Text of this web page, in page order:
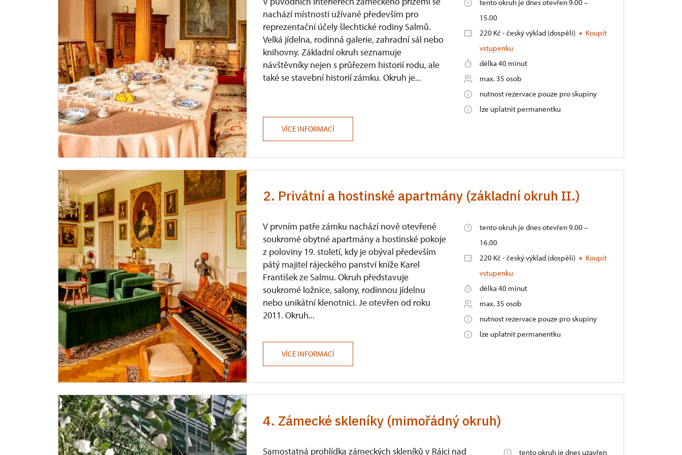
* Platí pouze pro jednu osobu (držitele průkazu)
nachází místnosti užívané především pro
reprezentační účely šlechtické rodiny Salmů.
Velká jídelna, rodinná galerie, zahradní sál nebo
knihovny. Základní okruh seznamuje
návštěvníky nejen s průřezem historií rodu, ale
také se stavební historií zámku. Okruh je...
tento okruh je dnes otevřen 9.00 –
15.00
220 Kč - český výklad (dospělí)
Koupit
vstupenku
délka 40 minut
max. 35 osob
nutnost rezervace pouze pro skupiny
lze uplatnit permanentku
VÍCE INFORMACÍ
2. Privátní a hostinské apartmány (základní okruh II.)
V prvním patře zámku nachází nově otevřené
soukromé obytné apartmány a hostinské pokoje
z poloviny 19. století, kdy je obýval především
pátý majitel rájeckého panství kníže Karel
František ze Salmu. Okruh představuje
soukromé ložnice, salony, rodinnou jídelnu
nebo unikátní klenotnici. Je otevřen od roku
2011. Okruh...
tento okruh je dnes otevřen 9.00 –
16.00
220 Kč - český výklad (dospělí)
Koupit
vstupenku
délka 40 minut
max. 35 osob
nutnost rezervace pouze pro skupiny
lze uplatnit permanentku
VÍCE INFORMACÍ
4. Zámecké skleníky (mimořádný okruh)
Samostatná prohlídka zámeckých skleníků v Rájci nad tento okruh je dnes uzavřen